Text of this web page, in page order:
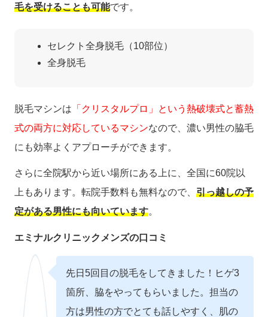
毛を受けることも可能です。
セレクト全身脱毛（10部位）
全身脱毛
脱毛マシンは 「クリスタルプロ」という熱破壊式と蓄熱
式の両方に対応しているマシンなので、濃い男性の脇毛
にも効率よくアプローチができます。
さらに全院駅から近い場所にある上に、全国に60院以
上もあります。転院手数料も無料なので、 引っ越しの予
定がある男性にも向いています。
エミナルクリニックメンズの口コミ
先日5回目の脱毛をしてきました！ヒゲ3
箇所、脇をやってもらいました。担当の
方は男性の方でとても話しやすく、肌の